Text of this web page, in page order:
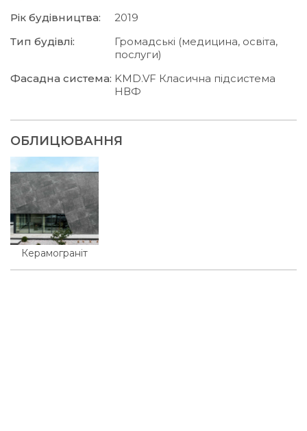
Рік будівництва:
2019
Тип будівлі:
Громадські (медицина, освіта,
послуги)
Фасадна система: KMD.VF Класична підсистема
НВФ
ОБЛИЦЮВАННЯ
Керамограніт